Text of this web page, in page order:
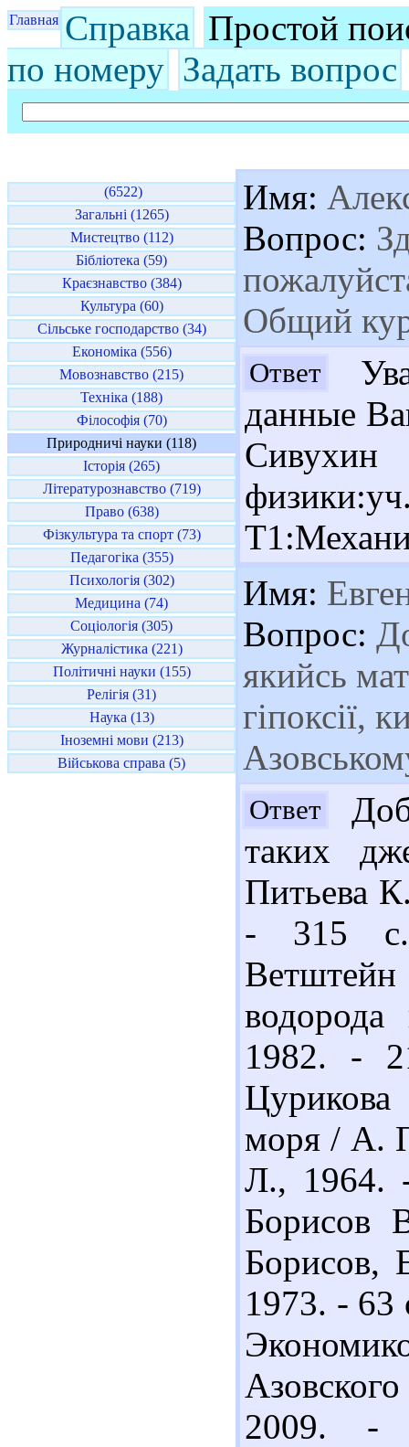
Главная Справка Простой
по номеру Задать вопрос
(6522)
Загальні (1265)
Мистецтво (112)
Бібліотека (59)
Краєзнавство (384)
Культура (60)
Сільське господарство (34)
Економіка (556)
Мовознавство (215)
Техніка (188)
Філософія (70)
Природничі науки (118)
Історія (265)
Літературознавство (719)
Право (638)
Фізкультура та спорт (73)
Педагогіка (355)
Психологія (302)
Медицина (74)
Соціологія (305)
Журналістика (221)
Політичні науки (155)
Релігія (31)
Наука (13)
Іноземні мови (213)
Військова справа (5)
Имя:
Вопрос:
Общий
Ответ
данные
Имя:
Вопрос:
якийсь
гіпоксії,
Ответ
таких
Питьева
- 315
1982. -
моря / А.
Л., 1964.
Борисов,
1973. - 63
2009.